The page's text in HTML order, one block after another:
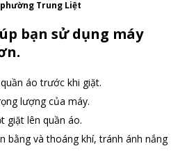
Trung Liệt
bạn sử dụng máy
áo trước khi giặt.
lượng của máy.
giặt lên quần áo.
bằng và thoáng khí, tránh ánh nắng